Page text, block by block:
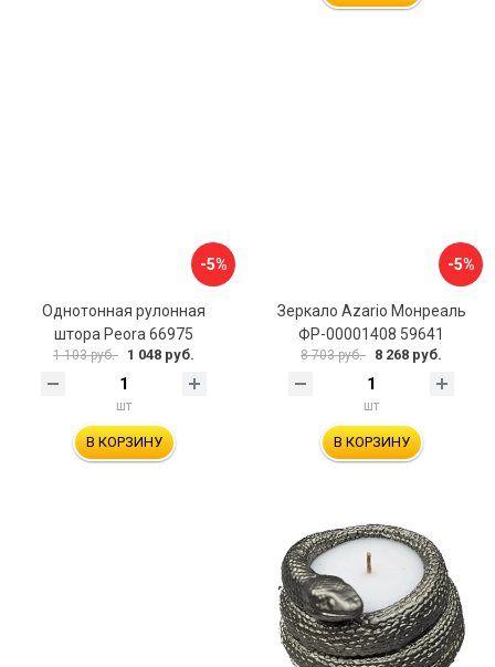
-5%
Однотонная рулонная
штора Peora 66975
1 103 руб. 1 048 руб.
шт
В КОРЗИНУ
-5%
Зеркало Azario Монреаль
ФР-00001408 59641
8 703 руб. 8 268 руб.
шт
В КОРЗИНУ